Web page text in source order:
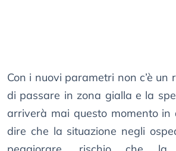
Con i nuovi parametri non c’è un
di passare in zona gialla e la
arriverà mai questo momento in
dire che la situazione negli